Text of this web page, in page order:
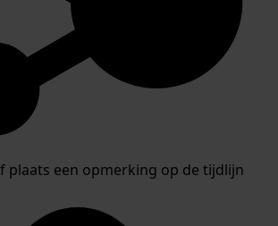
plaats een opmerking op de tijdlijn